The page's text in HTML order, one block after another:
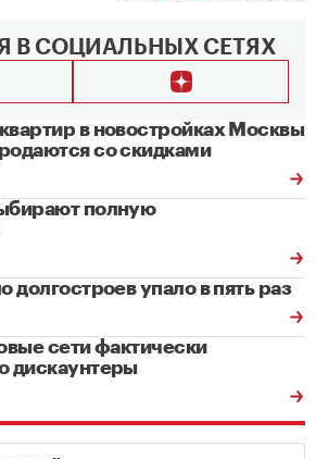
В СОЦИАЛЬНЫХ СЕТЯХ
в новостройках Москвы
со скидками
полную
долгостроев упало в пять раз
сети фактически
дискаунтеры